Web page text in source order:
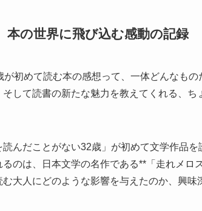
本の世界に飛び込む感動の記録
が初めて読む本の感想って、一体どんなも
して読書の新たな魅力を教えてくれる、ち
んだことがない32歳」が初めて文学作品
のは、日本文学の名作である**「走れメロ
大人にどのような影響を与えたのか、興味